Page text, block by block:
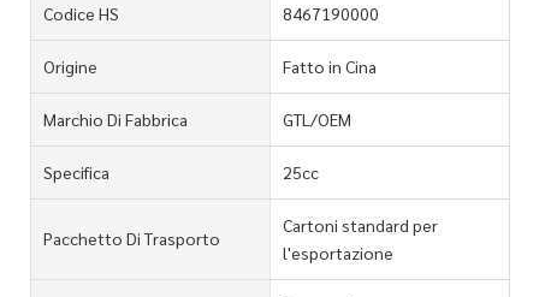
Codice HS 8467190000
Origine Fatto in Cina
Marchio Di Fabbrica GTL/OEM
Specifica 25cc
Pacchetto Di Trasporto
Cartoni standard per
l'esportazione